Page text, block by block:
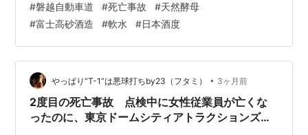
ナニゴトかが起こるなんて稀だから、そういう想定はし
なくてもイイのだろう・・・か？ なぁ・・・。 こういう
コトって、万が一を想定して慎重論を展開すると嫌われ
たりするからねぇ。 ワガハイは慎重論派なんで、これま
で生きてきた中でも何度となく意見を却下されてきたの
だった。そして「ナニも起こらなかったじゃね～…
#磐越自動車道 #死亡事故 #天然酵母
#富士高砂酒造 #軟水 #日本酒度
やっぱり“T-1”は悪球打ちby23（フタミ） • 3ヶ月前
2度目の死亡事故 点検中に女性従業員が亡くな
ったのに、東京ドームシティアトラクションズと